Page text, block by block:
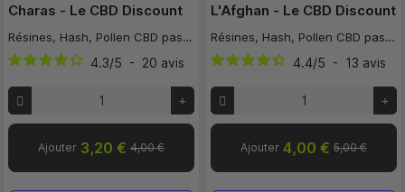
Charas - Le CBD Discount
Résines, Hash, Pollen CBD pas cher
4.3/5 - 20 avis
Ajouter 3,20 € 4,00 €
L'Afghan - Le CBD Discount
Résines, Hash, Pollen CBD pas cher
4.4/5 - 13 avis
Ajouter 4,00 € 5,00 €